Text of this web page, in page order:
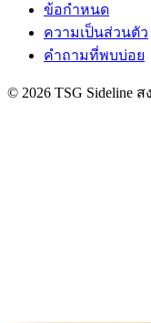
ข้อกำหนด
ความเป็นส่วนตัว
คำถามที่พบบ่อย
© 2026 TSG Sideline